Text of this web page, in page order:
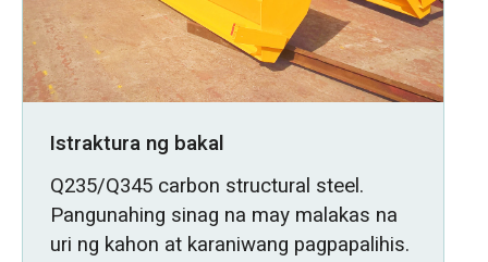
Istraktura ng bakal
Q235/Q345 carbon structural steel.
Pangunahing sinag na may malakas na
uri ng kahon at karaniwang pagpapalihis.